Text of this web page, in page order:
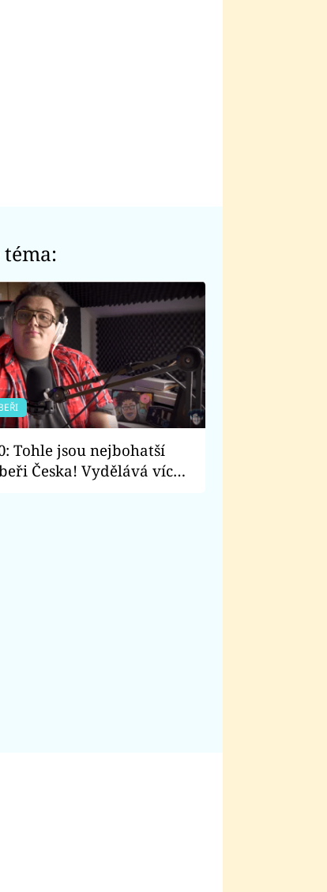
Tohle jsou nejbohatší
Česka! Vydělává víc